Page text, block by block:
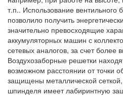
т.п.. Использование вентильного
позволило получить
значительно превосходящие
аккумуляторных машин с
сетевых аналогов, за счет
Воздухозаборные решетки
возможном расстоянии от точки
защищены металлической
шпинделя имеет лабиринтную